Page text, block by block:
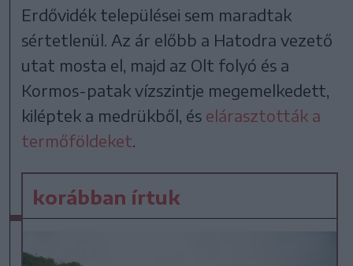
Erdővidék települései sem maradtak
sértetlenül. Az ár előbb a Hatodra vezető
utat mosta el, majd az Olt folyó és a
Kormos-patak vízszintje megemelkedett,
kiléptek a medrükből, és elárasztották a
termőföldeket
korábban írtuk